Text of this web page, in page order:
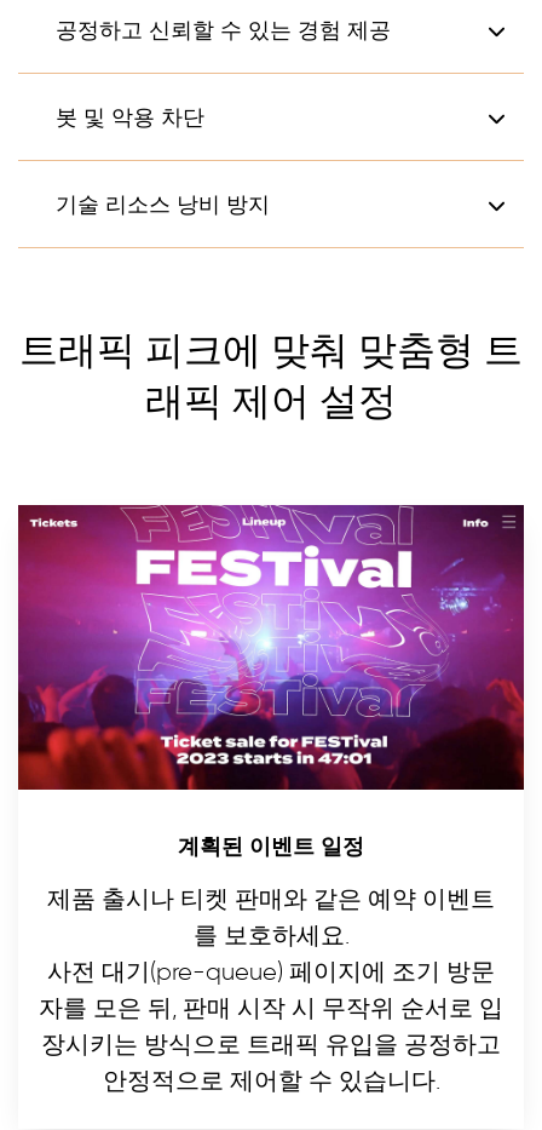
공정하고 신뢰할 수 있는 경험 제공
있는 판매 및 등록 서비스로 전환
우선순위 지정 방식으로 공정한 액세스 보장
사용자 경험에 대해 알아보기
봇 및 악용 차단
연, 차단, 검증
제거
최대 100개의 사용자 지정 트래픽 액세스 규칙으
로 필요에 맞게 봇을 처리하도록 맞춤 설정
기술 리소스 낭비 방지
트래픽 흐름을 조정하고, 고객과 소통하고, 판매
진행 상황을 분석할 수 있는 Queue-it 플랫폼으로
이벤트 관리
래픽 처리
트래픽 제어 및 인사이트에 대해 알아보기
트래픽 피크에 맞춰 맞춤형 트
래픽 제어 설정
계획된 이벤트 일정
제품 출시나 티켓 판매와 같은 예약 이벤트
를 보호하세요.
사전 대기(pre-queue) 페이지에 조기 방문
자를 모은 뒤, 판매 시작 시 무작위 순서로 입
장시키는 방식으로 트래픽 유입을 공정하고
안정적으로 제어할 수 있습니다.